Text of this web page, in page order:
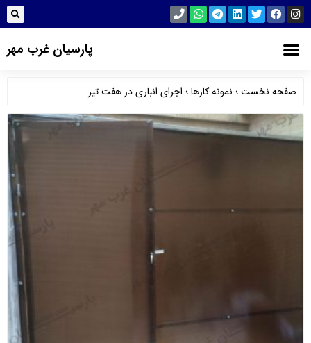
پارسیان غرب مهر
صفحه نخست› نمونه کارها› اجرای انباری در هفت تیر